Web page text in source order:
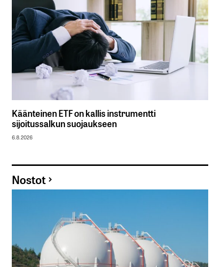
Käänteinen ETF on kallis instrumentti
sijoitussalkun suojaukseen
6.8.2026
Nostot